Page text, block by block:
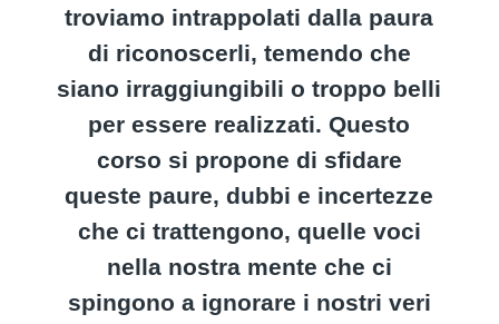
troviamo intrappolati dalla paura
di riconoscerli, temendo che
siano irraggiungibili o troppo belli
per essere realizzati. Questo
corso si propone di sfidare
queste paure, dubbi e incertezze
che ci trattengono, quelle voci
nella nostra mente che ci
spingono a ignorare i nostri veri